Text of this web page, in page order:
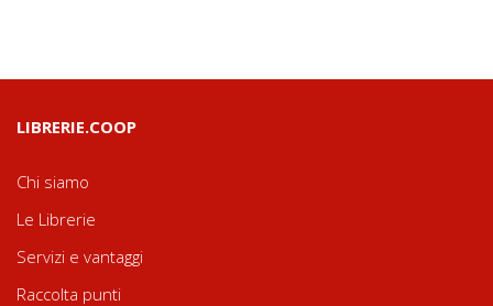
LIBRERIE.COOP
Chi siamo
Le Librerie
Servizi e vantaggi
Raccolta punti